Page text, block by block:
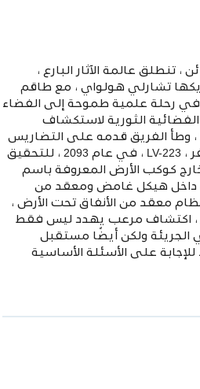
تنطلق عالمة الآثار البارع ،
تشارلي هولواي ، مع طاقم
رحلة علمية طموحة إلى الفضاء
الثورية لاستكشاف
الفضاء ، USCSS Prometheus ، وطأ الفريق قدمه على التضاريس
الصخرية من exomoon المقفر ، LV-223 ، في عام 2093 ، للتحقيق
كوكب الأرض المعروفة باسم
داخل هيكل غامض ومعقد من
معقد من الأنفاق تحت الأرض ،
، اكتشاف مرعب يهدد ليس فقط
الجريئة ولكن أيضًا مستقبل
على الأسئلة الأساسية